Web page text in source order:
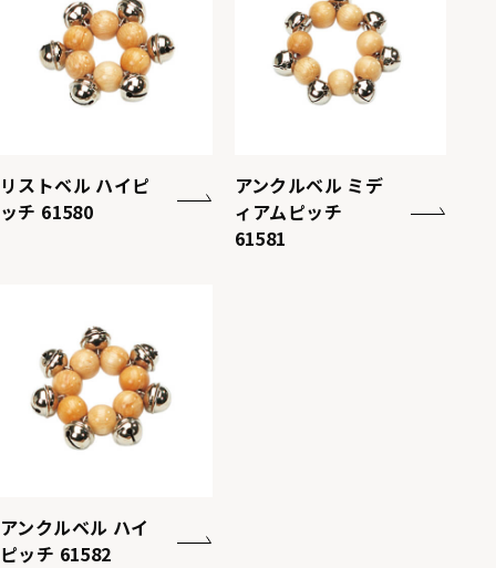
リストベル ハイピ
ッチ 61580
アンクルベル ミデ
ィアムピッチ
61581
アンクルベル ハイ
ピッチ 61582